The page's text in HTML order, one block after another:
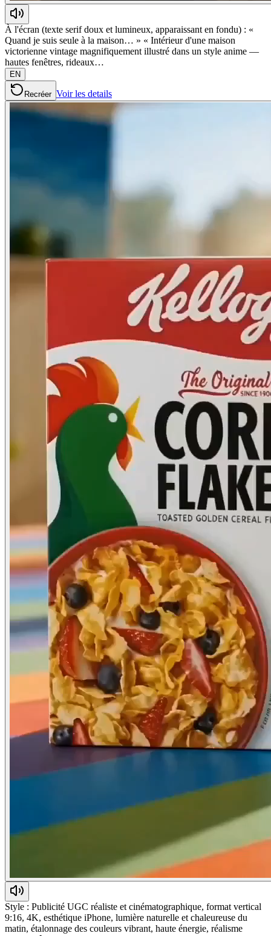
À l'écran (texte serif doux et lumineux, apparaissant en fondu) : «
Quand je suis seule à la maison… » « Intérieur d'une maison
victorienne vintage magnifiquement illustré dans un style anime —
hautes fenêtres, rideaux…
EN
Recréer Voir les details
Style : Publicité UGC réaliste et cinématographique, format vertical
9:16, 4K, esthétique iPhone, lumière naturelle et chaleureuse du
matin, étalonnage des couleurs vibrant, haute énergie, réalisme